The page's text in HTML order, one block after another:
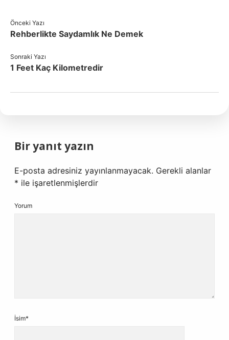
Önceki Yazı
Rehberlikte Saydamlık Ne Demek
Sonraki Yazı
1 Feet Kaç Kilometredir
Bir yanıt yazın
E-posta adresiniz yayınlanmayacak. Gerekli alanlar
* ile işaretlenmişlerdir
Yorum
İsim*